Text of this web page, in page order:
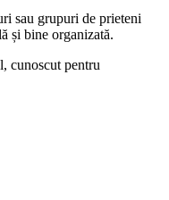
sau grupuri de prieteni
și bine organizată.
cunoscut pentru